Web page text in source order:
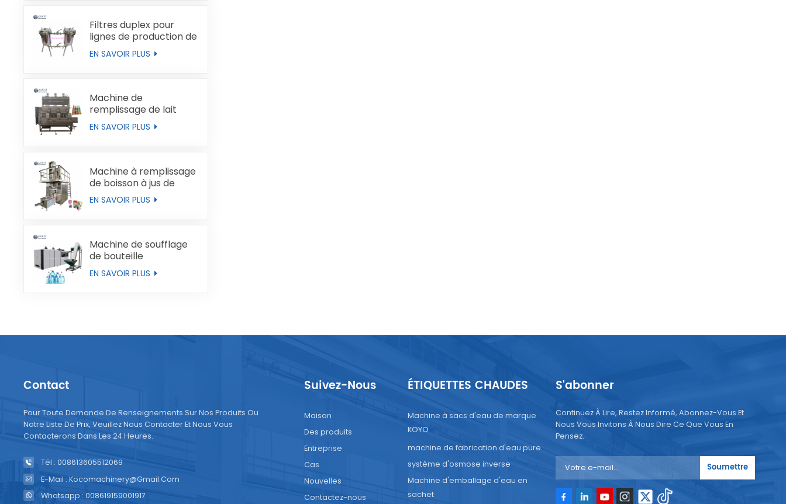
Filtres duplex pour
lignes de production de
liquides
EN SAVOIR PLUS
Machine de
remplissage de lait
automatique
EN SAVOIR PLUS
Machine à remplissage
de boisson à jus de
boucles de type brique
EN SAVOIR PLUS
Machine de soufflage
de bouteille
entièrement
automatique
EN SAVOIR PLUS
Contact
Pour Toute Demande De Renseignements Sur Nos Produits Ou
Notre Liste De Prix, Veuillez Nous Contacter Et Nous Vous
Contacterons Dans Les 24 Heures.
Tél : 008613605512069
E-Mail : Kocomachinery@gmail.com
Whatsapp : 008619159001917
Suivez-Nous
Maison
Des produits
Entreprise
Cas
Nouvelles
Contactez-nous
ÉTIQUETTES CHAUDES
Machine à sacs d'eau de marque
KOYO
machine de fabrication d'eau pure
système d'osmose inverse
Machine d'emballage d'eau en
sachet
S'abonner
Continuez À Lire, Restez Informé, Abonnez-Vous Et
Nous Vous Invitons À Nous Dire Ce Que Vous En
Pensez.
Soumettre